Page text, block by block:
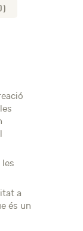
les
a
és un